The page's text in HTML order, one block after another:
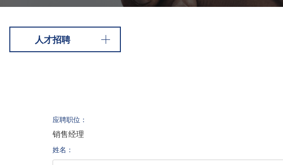
人才招聘
应聘职位：
销售经理
姓名：